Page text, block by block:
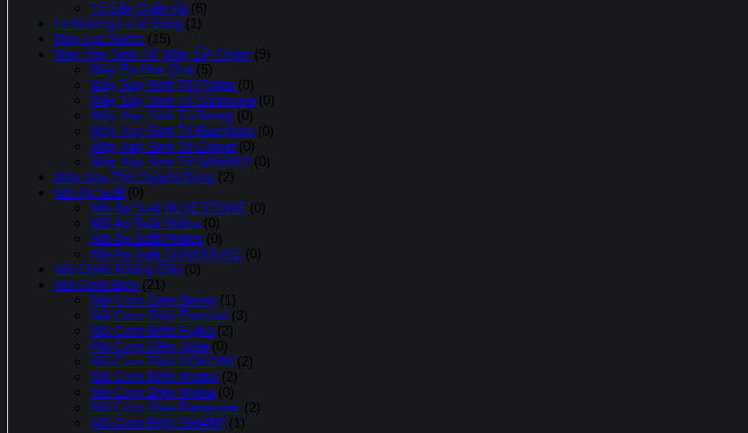
Tủ Sấy Quần Aó (6)
Lò Nướng,Lò Vi Sóng (1)
Máy Lọc Nước (15)
Máy Xay Sinh Tố ,Máy ÉP Chậm (9)
Máy Ép Hoa Quả (5)
Máy Say Sinh Tố Philips (0)
Máy Say Sinh Tố Sunhouse (0)
Máy Xay Sinh Tố Benny (0)
Máy Xay Sinh Tố Bluestone (0)
Máy Xay Sinh Tố Comet (0)
Máy Xay Sinh Tố SANAKY (0)
Máy Xay Thịt chuyên Dụng (2)
Nồi Áp Suất (0)
Nồi Áp Suất BLUESTONE (0)
Nồi Áp Suất Midea (0)
Nồi Áp Suất Philips (0)
Nồi Áp Suất SUNHOUSE (0)
Nồi Chiên Không Dầu (0)
Nồi Cơm Điện (21)
Nồi Cơm Điện Benny (1)
Nồi Cơm Điện Eaststar (3)
Nồi Cơm Điện Fujika (2)
Nồi Cơm Điện Jiplai (0)
Nồi Cơm Điện KOKOMI (2)
Nồi Cơm Điện Matika (2)
Nồi Cơm Điện Midea (0)
Nồi Cơm Điện Panasonic (2)
Nồi Cơm Điện SHARP (1)